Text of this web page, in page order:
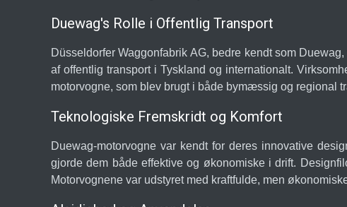
Duewag's Rolle i Offentlig Transport
Düsseldorfer Waggonfabrik AG, bedre kendt som
af offentlig transport i Tyskland og internationalt.
motorvogne, som blev brugt i både bymæssig og regional
Teknologiske Fremskridt og Komfort
Duewag-motorvogne var kendt for deres innovative
gjorde dem både effektive og økonomiske i drift.
Motorvognene var udstyret med kraftfulde, men